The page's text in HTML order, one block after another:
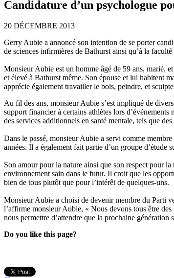
Candidature d’un psychologue
20 DÉCEMBRE 2013
Gerry Aubie a annoncé son intention de se porter
de sciences infirmières de Bathurst ainsi qu’à la
Monsieur Aubie est un homme âgé de 59 ans, marié,
et élevé à Bathurst même. Son épouse et lui habitent
apprécie également travailler le bois, peindre, et
Au fil des ans, monsieur Aubie s’est impliqué de
support financier à certains athlètes lors
des services additionnels en santé mentale, tels que
Dans le passé, monsieur Aubie a servi comme
années. Il a également fait partie d’un groupe
Son amour pour la nature ainsi que son respect pour
environnement sain dans le futur. Il croit que les
bien de tous plutôt que pour l’intérêt de quelques-uns.
Monsieur Aubie a choisi de devenir membre du Parti
l’affirme monsieur Aubie, « Nous devons tous être
nous permettre d’attendre que la prochaine
Do you like this page?